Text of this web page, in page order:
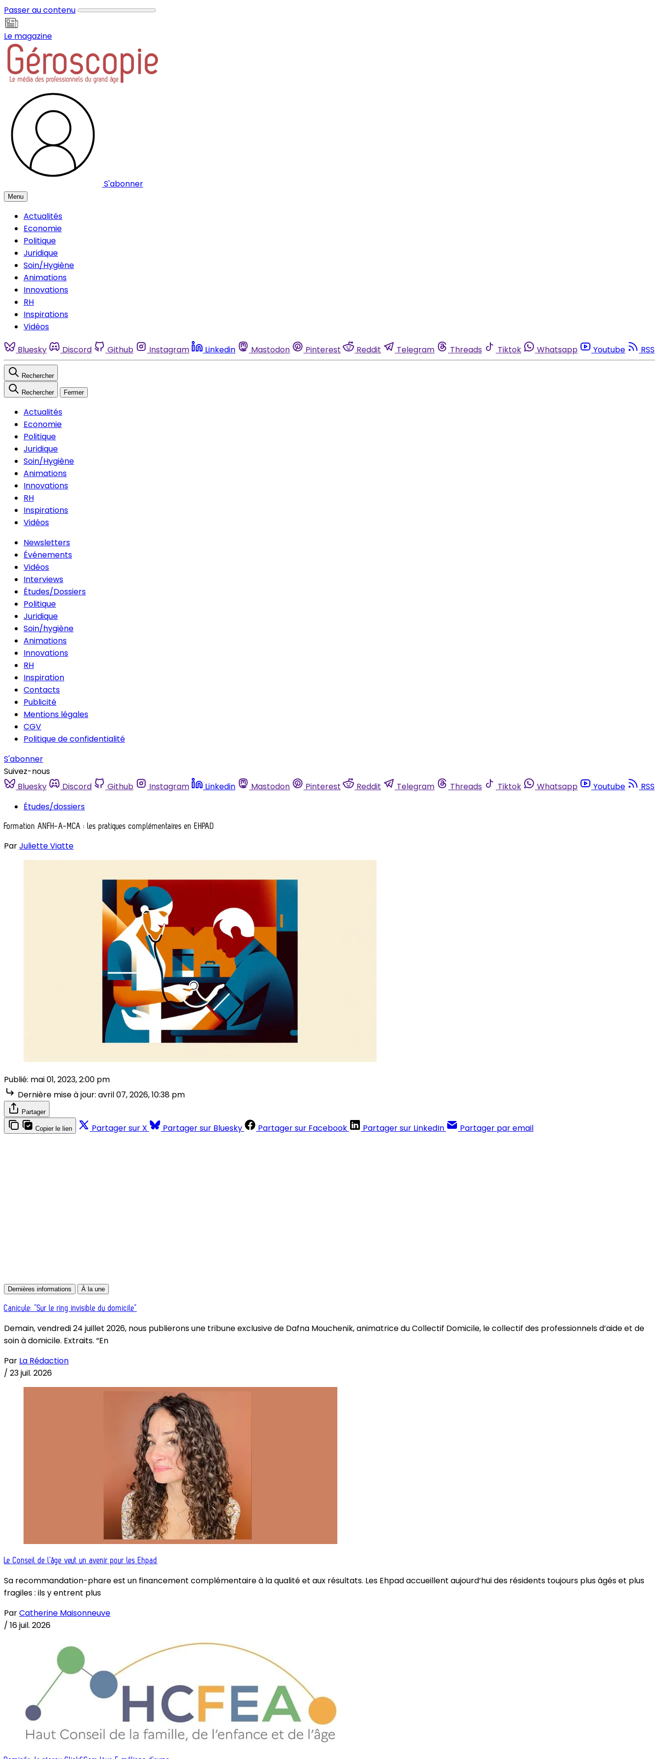
Passer au contenu
Le magazine
S'abonner
Menu
Actualités
Economie
Politique
Juridique
Soin/Hygiène
Animations
Innovations
RH
Inspirations
Vidéos
Bluesky Discord Github Instagram Linkedin Mastodon Pinterest Reddit Telegram Threads Tiktok Whatsapp Youtube RSS
Rechercher
Rechercher Fermer
Actualités
Economie
Politique
Juridique
Soin/Hygiène
Animations
Innovations
RH
Inspirations
Vidéos
Newsletters
Événements
Vidéos
Interviews
Études/Dossiers
Politique
Juridique
Soin/hygiène
Animations
Innovations
RH
Inspiration
Contacts
Publicité
Mentions légales
CGV
Politique de confidentialité
S'abonner
Suivez-nous
Bluesky
Discord Github Instagram Linkedin Mastodon Pinterest Reddit Telegram Threads Tiktok Whatsapp Youtube
RSS
Études/dossiers
Formation ANFH-A-MCA : les pratiques complémentaires en EHPAD
ParJuliette Viatte
Publié: mai 01, 2023, 2:00 pm
Dernière mise à jour: avril 07, 2026, 10:38 pm
Partager
Copier le lien Partager sur X Partager sur Bluesky Partager sur Facebook Partager sur LinkedIn Partager par email
Dernières informations À la une
Canicule: “Sur le ring invisible du domicile”
Demain, vendredi 24 juillet 2026, nous publierons une tribune exclusive de Dafna Mouchenik, animatrice du Collectif Domicile, le collectif des professionnels d’aide et de
soin à domicile. Extraits. “En
Par La Rédaction
/ 23 juil. 2026
Le Conseil de l’âge veut un avenir pour les Ehpad
Sa recommandation-phare est un financement complémentaire à la qualité et aux résultats. Les Ehpad accueillent aujourd’hui des résidents toujours plus âgés et plus
fragiles : ils y entrent plus
ParCatherine Maisonneuve
/ 16 juil. 2026
Panneau de gestion des cookies